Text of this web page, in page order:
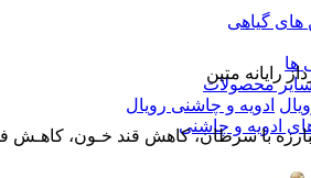
های گیاهی
ها
محصولات
ادویه و چاشنی رویال
ادویه و چاشنی
با سرطان، کاهش قند خـون، کاهـش